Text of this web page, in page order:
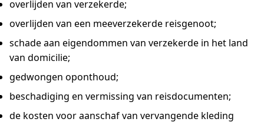
overlijden van verzekerde;
overlijden van een meeverzekerde reisgenoot;
schade aan eigendommen van verzekerde in het land
van domicilie;
gedwongen oponthoud;
beschadiging en vermissing van reisdocumenten;
de kosten voor aanschaf van vervangende kleding